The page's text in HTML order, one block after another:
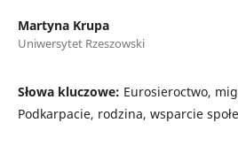
Martyna Krupa
Uniwersytet Rzeszowski
Słowa kluczowe: Eurosieroctwo,
Podkarpacie, rodzina, wsparcie